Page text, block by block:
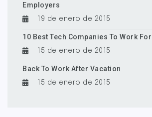
Employers
19 de enero de 2015
10 Best Tech Companies To Work
15 de enero de 2015
Back To Work After Vacation
15 de enero de 2015